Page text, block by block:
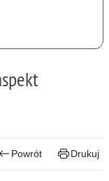
Powrót Drukuj